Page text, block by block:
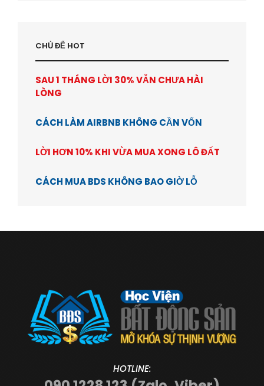
CHỦ ĐỂ HOT
SAU 1 THÁNG LỜI 30% VẪN CHƯA HÀI
LÒNG
CÁCH LÀM AIRBNB KHÔNG CẦN VỐN
LỜI HƠN 10% KHI VỪA MUA XONG LÔ ĐẤT
CÁCH MUA BDS KHÔNG BAO GIỜ LỖ
HOTLINE: